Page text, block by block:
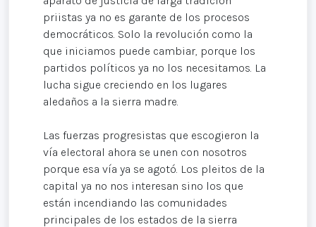
priistas ya no es garante de los procesos
democráticos. Solo la revolución como la
que iniciamos puede cambiar, porque los
partidos políticos ya no los necesitamos. La
lucha sigue creciendo en los lugares
aledaños a la sierra madre.
Las fuerzas progresistas que escogieron la
vía electoral ahora se unen con nosotros
porque esa vía ya se agotó. Los pleitos de la
capital ya no nos interesan sino los que
están incendiando las comunidades
principales de los estados de la sierra